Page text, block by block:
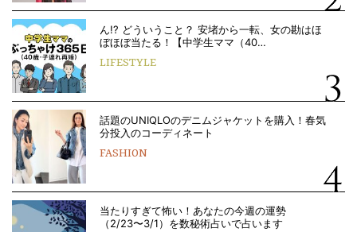
ん!? どういうこと？ 安堵から一転、女の勘はほ
ぼほぼ当たる！【中学生ママ（40…
LIFESTYLE
話題のUNIQLOのデニムジャケットを購入！春気
分投入のコーディネート
FASHION
当たりすぎて怖い！あなたの今週の運勢
（2/23〜3/1）を数秘術占いで占います